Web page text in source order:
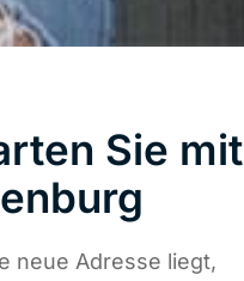
Sie mit
neue Adresse liegt,